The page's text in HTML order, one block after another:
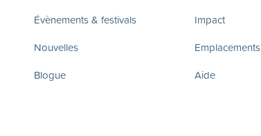
Évènements & festivals
Nouvelles
Blogue
Impact
Emplacements
Aide